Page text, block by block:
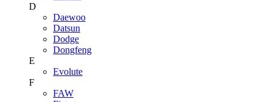
D
Daewoo
Datsun
Dodge
Dongfeng
E
Evolute
F
FAW